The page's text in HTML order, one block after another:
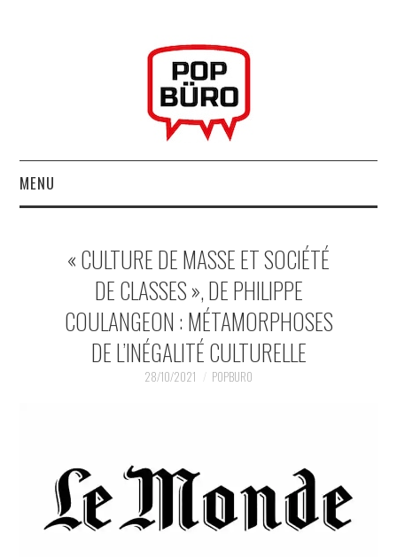
MENU
MUSIQUESACTUELLES.NET
GABBA GABBA HEY !
LES LABELS
« CULTURE DE MASSE ET SOCIÉTÉ
DE CLASSES », DE PHILIPPE
COULANGEON : MÉTAMORPHOSES
DE L’INÉGALITÉ CULTURELLE
28/10/2021 POPBURO